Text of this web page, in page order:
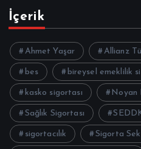
İçerik
Ahmet Yaşar Allianz
bes bireysel emeklilik
kasko sigortası Noyan
Sağlık Sigortası
sigortacılık Sigorta